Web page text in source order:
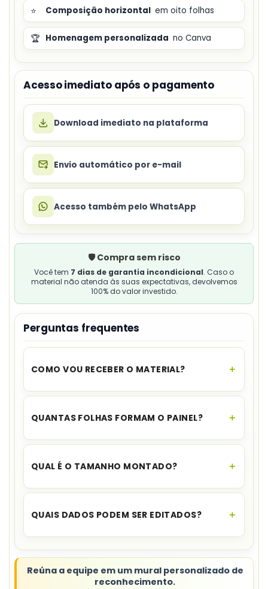
⭐ Composição horizontal em oito folhas
🏆 Homenagem personalizada no Canva
Acesso imediato após o pagamento
Download imediato na plataforma
Envio automático por e-mail
Acesso também pelo WhatsApp
🛡️ Compra sem risco
Você tem 7 dias de garantia incondicional. Caso o
material não atenda às suas expectativas, devolvemos
100% do valor investido.
Perguntas frequentes
COMO VOU RECEBER O MATERIAL?
O acesso é instantâneo.Assim que o
para download no seu e-mail e no WhatsApp,
QUANTAS FOLHAS FORMAM O PAINEL?
A composição utiliza8 folhas A4.
QUAL É O TAMANHO MONTADO?
O painel mede98 x 36 cm.
QUAIS DADOS PODEM SER EDITADOS?
Canva.
Reúna a equipe em um mural personalizado de
reconhecimento.